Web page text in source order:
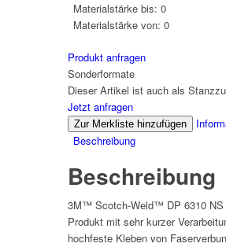
Materialstärke bis: 0
Materialstärke von: 0
Produkt anfragen
Sonderformate
Dieser Artikel ist auch als
Jetzt anfragen
Zur Merkliste hinzufügen
Beschreibung
Beschreibung
3M™ Scotch-Weld™ DP 6310 NS
Produkt mit sehr kurzer
hochfeste Kleben von